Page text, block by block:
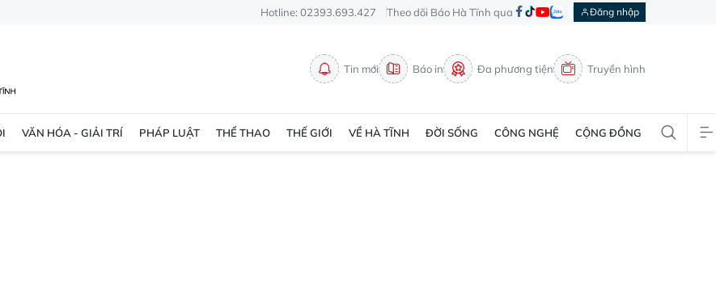
Hotline: 02393.693.427 Theo dõi Báo Hà Tĩnh qua Đăng nhập
Tin mới Báo in Đa phương tiện Truyền hình
VĂN HÓA - GIẢI TRÍ PHÁP LUẬT THỂ THAO THẾ GIỚI VỀ HÀ TĨNH ĐỜI SỐNG CÔNG NGHỆ CỘNG ĐỒNG